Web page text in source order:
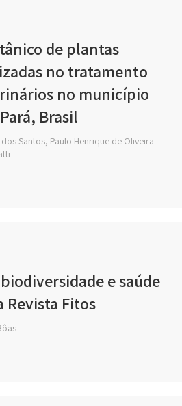
de plantas
no tratamento
no município
Brasil
Santos, Paulo Henrique de Oliveira
e saúde
Fitos